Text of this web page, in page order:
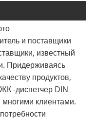
и поставщики
известный
Придерживаясь
продуктов,
-диспетчер DIN
клиентами.